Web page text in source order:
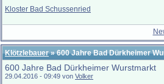
Kloster Bad Schussenried
Klötzlebauer» 600 Jahre Bad Dürkheimer
600 Jahre Bad Dürkheimer Wurstmarkt
29.04.2016 - 09:49 von Volker